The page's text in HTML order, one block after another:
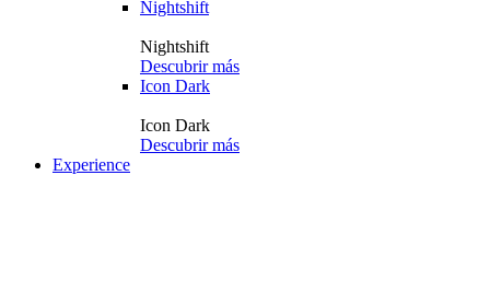
Nightshift
Nightshift
Descubrir más
Icon Dark
Icon Dark
Descubrir más
Experience